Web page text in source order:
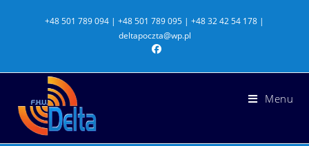
+48 501 789 094 | +48 501 789 095 | +48 32 42 54 178 |
deltapoczta@wp.pl
Menu